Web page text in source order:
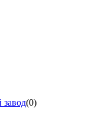
(0)